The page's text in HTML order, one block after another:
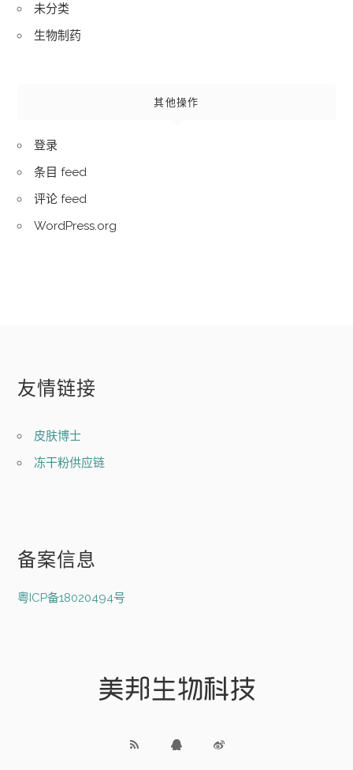
未分类
生物制药
其他操作
登录
条目 feed
评论 feed
WordPress.org
友情链接
皮肤博士
冻干粉供应链
备案信息
粤ICP备18020494号